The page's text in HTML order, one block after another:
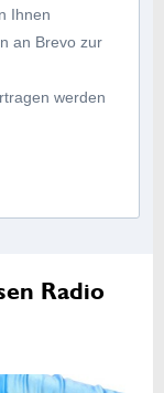
Ihnen
an Brevo zur
werden
Radio